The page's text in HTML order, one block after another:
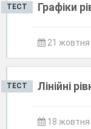
ТЕСТ Графіки
21 жовтня
ТЕСТ Лінійні
18 жовтня